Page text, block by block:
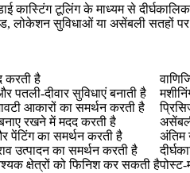
कास्टिंग टूलिंग के माध्यम से
लोकेशन सुविधाओं या असेंबली सतहों
करती है
पतली-दीवार सुविधाएं बनाती है
आकारों का समर्थन करती है
रखने में मदद करती है
पेंटिंग का समर्थन करती है
अंतिम
उत्पादन का समर्थन करती है
क्षेत्रों को फिनिश कर सकती है